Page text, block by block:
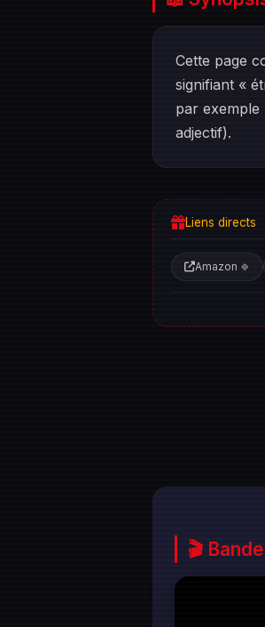
Cette page
signifiant «
par
adjectif).
Liens directs
Amazon 🍀
🎬